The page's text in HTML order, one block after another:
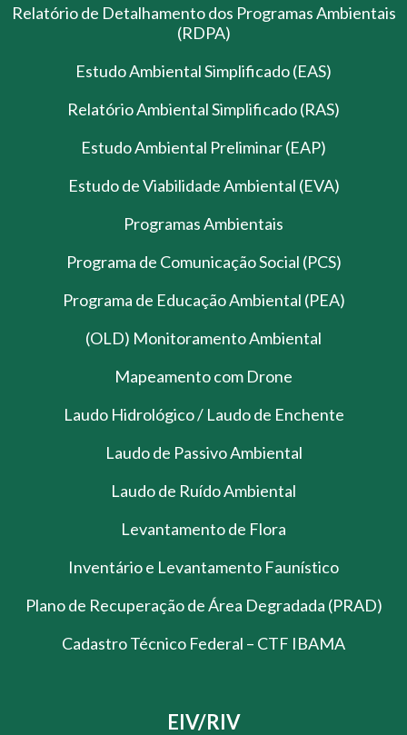
Relatório de Detalhamento dos Programas Ambientais
(RDPA)
Estudo Ambiental Simplificado (EAS)
Relatório Ambiental Simplificado (RAS)
Estudo Ambiental Preliminar (EAP)
Estudo de Viabilidade Ambiental (EVA)
Programas Ambientais
Programa de Comunicação Social (PCS)
Programa de Educação Ambiental (PEA)
(OLD) Monitoramento Ambiental
Mapeamento com Drone
Laudo Hidrológico / Laudo de Enchente
Laudo de Passivo Ambiental
Laudo de Ruído Ambiental
Levantamento de Flora
Inventário e Levantamento Faunístico
Plano de Recuperação de Área Degradada (PRAD)
Cadastro Técnico Federal – CTF IBAMA
EIV/RIV